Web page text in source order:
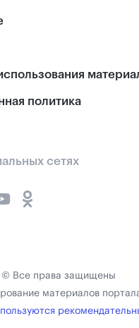
политика
сетях
Все права защищены
материалов